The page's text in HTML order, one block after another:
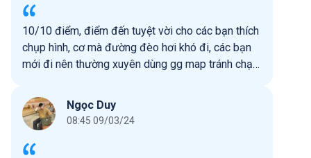
Thấy có 1 sô nhóm còn tổ chức cắm trại qua
đêm, mình chưa thử.
10/10 điểm, điểm đến tuyệt vời cho các bạn thích
chụp hình, cơ mà đường đèo hơi khó đi, các bạn
mới đi nên thường xuyên dùng gg map tránh chạy
đài khí tượng như mình, khu vực này các nên cẩn
thận nếu muốn tắm hoặc đi xuống vách đá, vì k có
cứu hộ.
Ngọc Duy
08:45 09/03/24